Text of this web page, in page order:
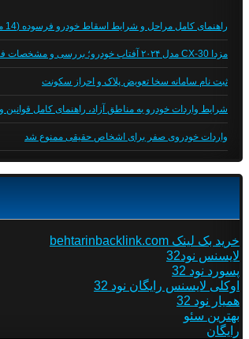
راهنمای کامل مراحل و شرایط اسقاط خودرو فرسوده (14 مرداد 1405)
مزدا CX-30 مدل ۲۰۲۴ آفتاب خودرو؛ بررسی و مشخصات فنی
ثبت نام سامانه سخا تعویض پلاک و احراز سکونت
شرایط واردات خودرو به مناطق آزاد، راهنمای کامل قوانین
واردات خودروی صفر برای اشخاص حقیقی ممنوع شد
خرید بک لینک behtarinbacklink.com
لایسنس نود32
پسورد نود 32
اوکلی لایسنس رایگان نود 32
همیار نود 32
بهترین سئو
رایگان